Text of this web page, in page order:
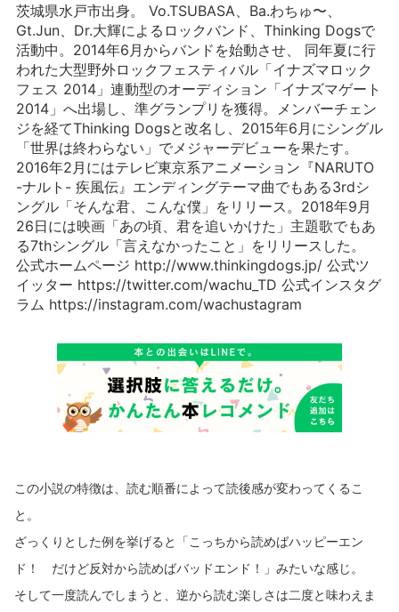
茨城県水戸市出身。 Vo.TSUBASA、Ba.わちゅ〜、
Gt.Jun、Dr.大輝によるロックバンド、Thinking Dogsで
活動中。2014年6月からバンドを始動させ、 同年夏に行
われた大型野外ロックフェスティバル「イナズマロック
フェス 2014」連動型のオーディション「イナズマゲート
2014」へ出場し、準グランプリを獲得。メンバーチェン
ジを経てThinking Dogsと改名し、2015年6月にシングル
「世界は終わらない」でメジャーデビューを果たす。
2016年2月にはテレビ東京系アニメーション『NARUTO
-ナルト- 疾風伝』エンディングテーマ曲でもある3rdシ
ングル「そんな君、こんな僕」をリリース。2018年9月
26日には映画「あの頃、君を追いかけた」主題歌でもあ
る7thシングル「言えなかったこと」をリリースした。
公式ホームページ http://www.thinkingdogs.jp/ 公式ツ
イッター https://twitter.com/wachu_TD 公式インスタグ
ラム https://instagram.com/wachustagram
この小説の特徴は、読む順番によって読後感が変わってくるこ
と。
ざっくりとした例を挙げると「こっちから読めばハッピーエン
ド！ だけど反対から読めばバッドエンド！」みたいな感じ。
そして一度読んでしまうと、逆から読む楽しさは二度と味わえま